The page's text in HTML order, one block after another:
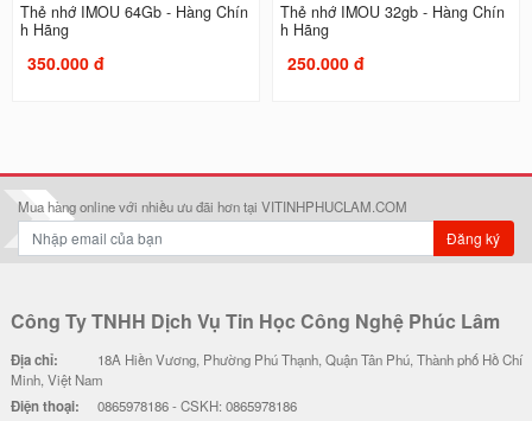
Thẻ nhớ IMOU 64Gb - Hàng Chín
h Hãng
350.000 đ
Thẻ nhớ IMOU 32gb - Hàng Chín
h Hãng
250.000 đ
Mua hàng online với nhiều ưu đãi hơn tại VITINHPHUCLAM.COM
Đăng ký
Công Ty TNHH Dịch Vụ Tin Học Công Nghệ Phúc Lâm
Địa chỉ:
18A Hiền Vương, Phường Phú Thạnh, Quận Tân Phú, Thành phố Hồ Chí
Minh, Việt Nam
Điện thoại: 0865978186 - CSKH: 0865978186